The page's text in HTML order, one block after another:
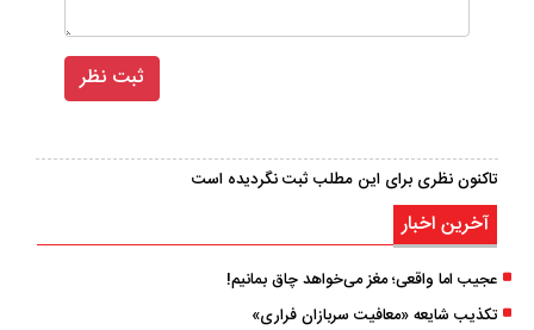
تاکنون نظری برای این مطلب ثبت نگردیده است
آخرین اخبار
عجیب اما واقعی؛ مغز می‌خواهد چاق بمانیم!
تکذیب شایعه «معافیت سربازان فراری»